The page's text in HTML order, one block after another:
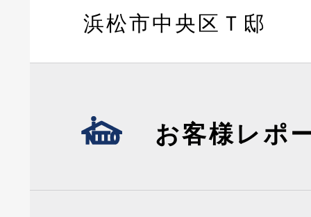
浜松市中央区Ｔ邸
お客様レポ